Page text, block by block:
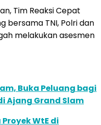
Tim Reaksi Cepat
bersama TNI, Polri dan
melakukan asesmen
Buka Peluang bagi
Ajang Grand Slam
Proyek WtE di